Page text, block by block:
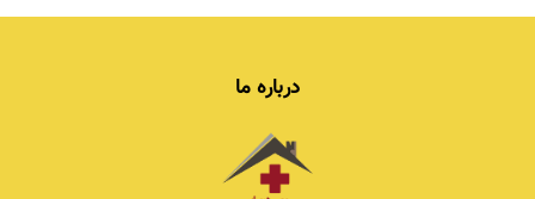
درباره ما